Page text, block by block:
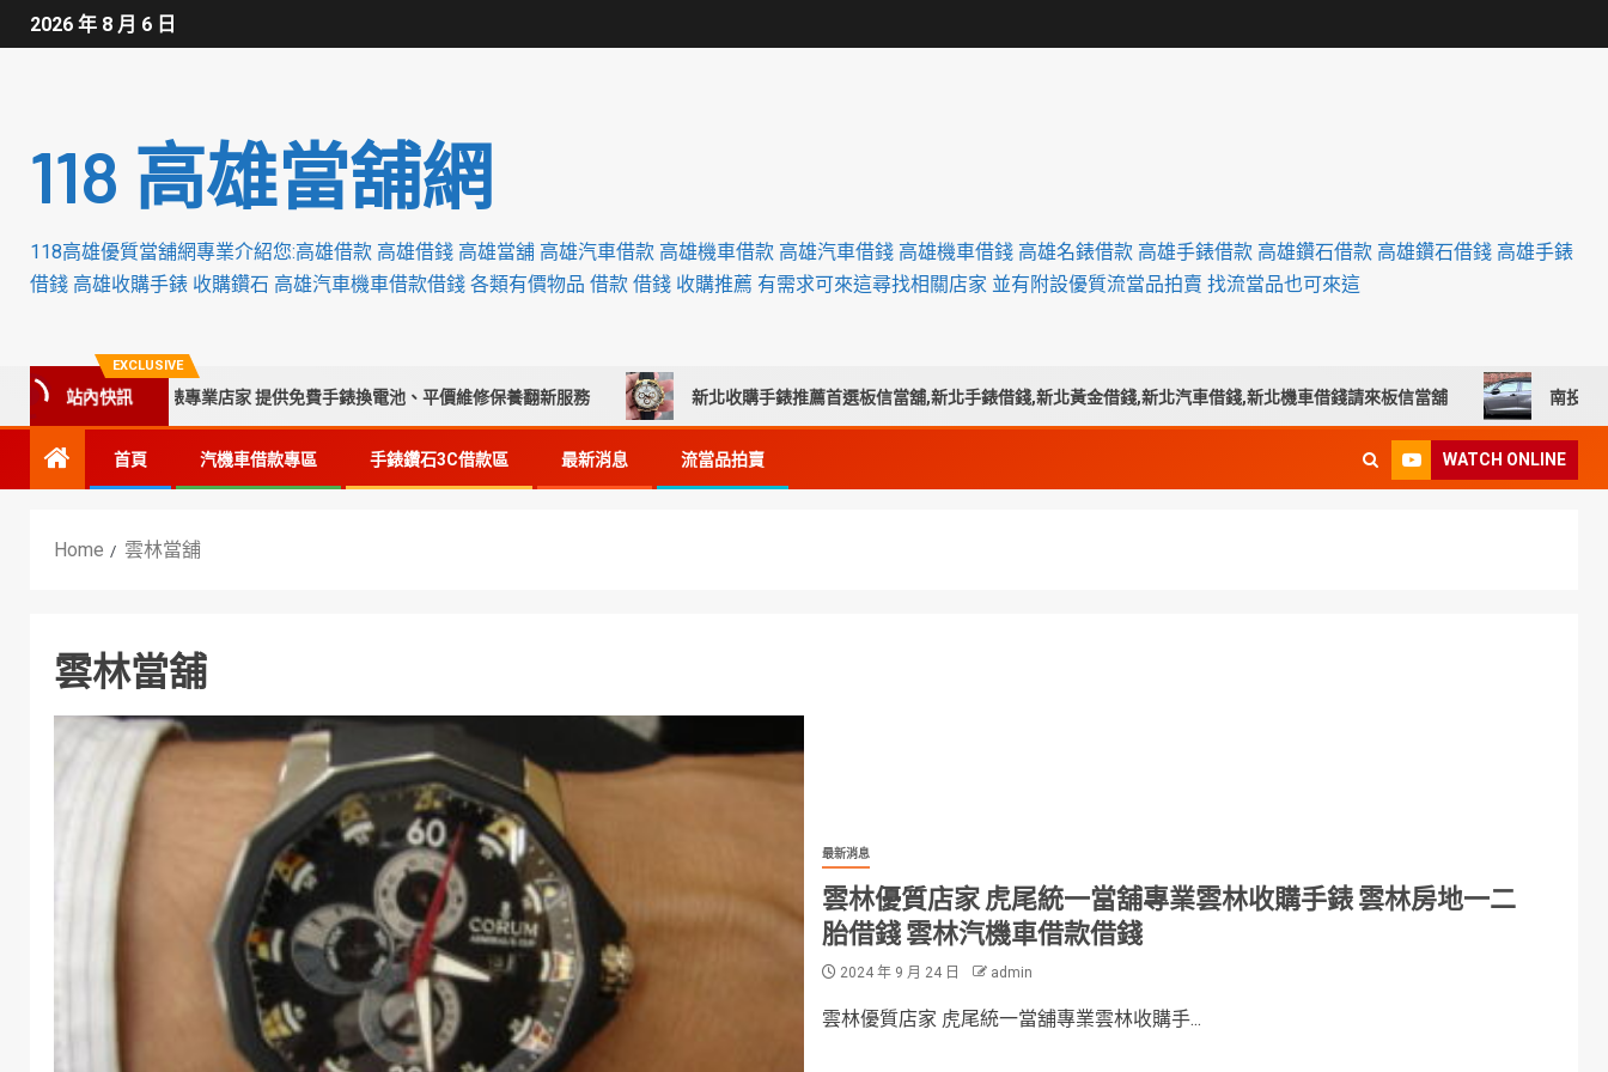
2026 年 8 月 6 日
118 高雄當舖網
118高雄優質當舖網專業介紹您:高雄借款 高雄借錢 高雄當舖 高雄汽車借款 高雄機車借款 高雄汽車借錢 高雄機車借錢 高雄名錶借款 高雄手錶借款 高雄鑽石借款 高雄鑽石借錢 高雄手錶
借錢 高雄收購手錶 收購鑽石 高雄汽車機車借款借錢 各類有價物品 借款 借錢 收購推薦 有需求可來這尋找相關店家 並有附設優質流當品拍賣 找流當品也可來這
EXCLUSIVE
站內快訊
投苗栗收購手錶專業店家 提供免費手錶換電池、平價維修保養翻新服務 新北收購手錶推薦首選板信當舖,新北手錶借錢,新北黃金借錢,新北汽車借錢,新北機車借錢請來板信當舖 南投汽車借
首頁 汽機車借款專區 手錶鑽石3C借款區 最新消息 流當品拍賣 WATCH ONLINE
Home 雲林當舖
雲林當舖
最新消息
雲林優質店家 虎尾統一當舖專業雲林收購手錶 雲林房地一二
胎借錢 雲林汽機車借款借錢
2024 年 9 月 24 日 admin
雲林優質店家 虎尾統一當舖專業雲林收購手...